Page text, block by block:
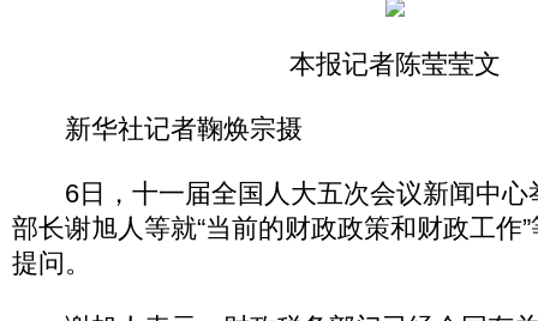
本报记者陈莹莹文
新华社记者鞠焕宗摄
6日，十一届全国人大五次会议新闻中心
部长谢旭人等就“当前的财政政策和财政工作
提问。